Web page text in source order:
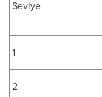
Seviye
1
2